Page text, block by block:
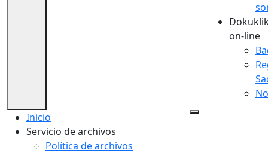
on-line
Inicio
Servicio de archivos
Política de archivos